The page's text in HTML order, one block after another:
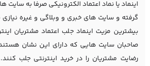
اینماد یا نماد اعتماد الکترونیکی صرفا به
گرفته و سایت های خبری و وبلاگی و غیره نیازی
بیشترین مزیت اینماد جلب اعتماد مشتریان
صاحبان سایت هایی که دارای این نشان
رضایت مشتریان را در خرید اینترنتی جلب